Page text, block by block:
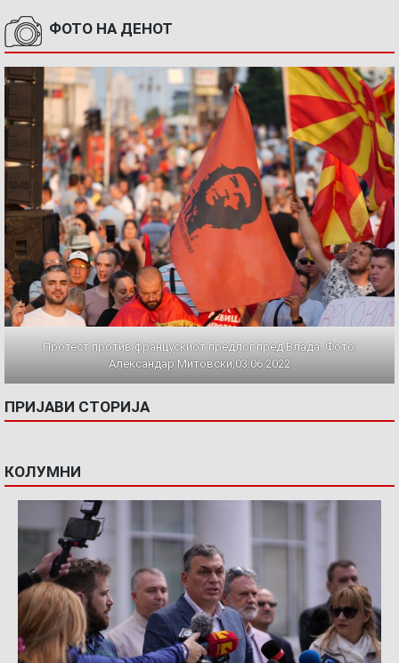
ФОТО НА ДЕНОТ
Протест против францускиот предлог пред Влада. Фото:
Александар Митовски,03.06.2022
ПРИЈАВИ СТОРИЈА
КОЛУМНИ